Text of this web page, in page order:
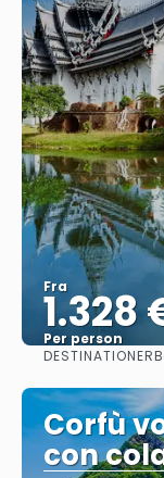
Fra
1.328
Per person
DESTINATIONER
Corfù
con